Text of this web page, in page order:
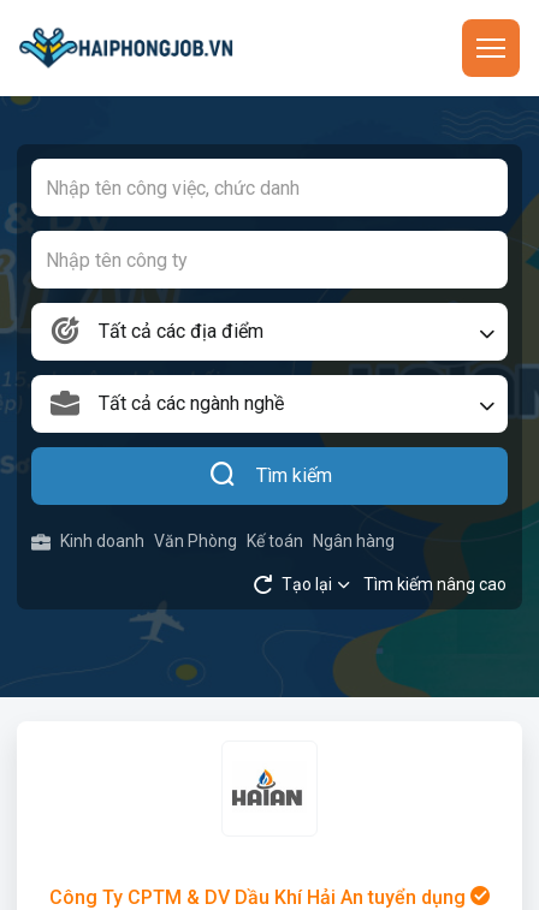
Tất cả các địa điểm
Tất cả các ngành nghề
Tìm kiếm
Kinh doanh Văn Phòng Kế toán Ngân hàng
Tạo lại Tìm kiếm nâng cao
Công Ty CPTM & DV Dầu Khí Hải An tuyển dụng